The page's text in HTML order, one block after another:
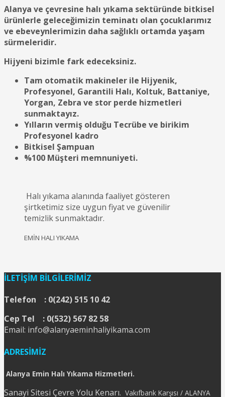
Alanya ve çevresine halı yıkama sektüründe bitkisel
ürünlerle geleceğimizin teminatı olan çocuklarımız
ve ebeveynlerimizin daha sağlıklı ortamda yaşam
sürmeleridir.
Hijyeni bizimle fark edeceksiniz.
Tam otomatik makineler ile Hijyenik,
Profesyonel, Garantili Halı, Koltuk, Battaniye,
Yorgan, Zebra ve stor perde hizmetleri
sunmaktayız.
Yılların vermiş olduğu Tecrübe ve birikim
Profesyonel kadro
Bitkisel Şampuan
%100 Müşteri memnuniyeti.
Halı yıkama alanında faaliyet gösteren
şirtketimiz size uygun fiyat ve güvenilir
temizlik sunmaktadır.
EMİN HALI YIKAMA
İLETİŞİM BİLGİLERİMİZ
Telefon : 0(242) 515 10 42
Cep Tel : 0(532) 567 82 58
Email: info@alanyaeminhaliyikama.com
ADRESİMİZ
Alanya Emin Halı Yıkama Hizmetleri.
Sanayi Sitesi Çevre Yolu Kenarı. Vakıfbank Karşısı / ALANYA